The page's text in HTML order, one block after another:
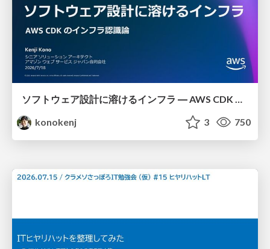
ソフトウェア設計に溶けるインフラ ― AWS CDK のインフラ認識論
konokenj
3 750